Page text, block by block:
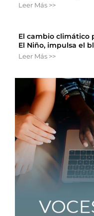
Leer Más >>
El cambio climático
El Niño, impulsa el
Leer Más >>